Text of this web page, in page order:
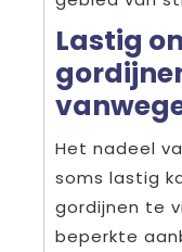
Lastig
Het nadeel
soms lastig
gordijnen te
beperkte